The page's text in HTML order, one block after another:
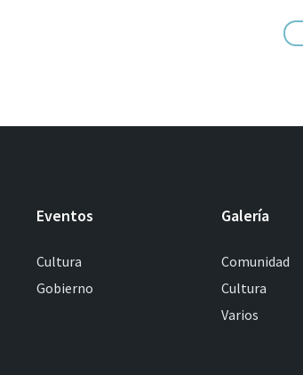
Eventos
Cultura
Gobierno
Galería
Comunidad
Cultura
Varios